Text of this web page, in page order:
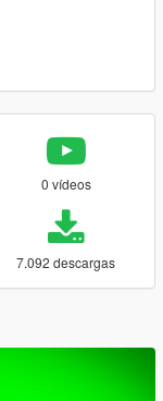
0 vídeos
7.092 descargas